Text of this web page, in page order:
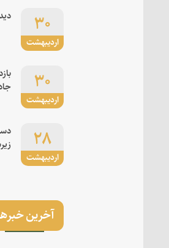
اردیبهشت
۳۰
اردیبهشت
۳۰
اردیبهشت
۲۸
آخرین